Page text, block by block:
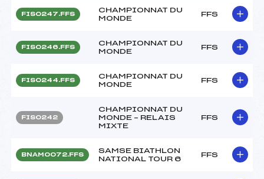
FIS0247.FFS
CHAMPIONNAT DU
MONDE
FFS
FIS0246.FFS
CHAMPIONNAT DU
MONDE
FFS
FIS0244.FFS
CHAMPIONNAT DU
MONDE
FFS
FIS0242
CHAMPIONNAT DU
MONDE – RELAIS
MIXTE
FFS
BNAM0072.FFS
SAMSE BIATHLON
NATIONAL TOUR 6
FFS